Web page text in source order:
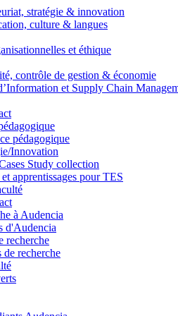
stratégie & innovation
culture & langues
et éthique
contrôle de gestion & économie
et Supply Chain
pédagogique
Innovation
Study collection
apprentissages pour TES
à Audencia
d'Audencia
recherche
de recherche